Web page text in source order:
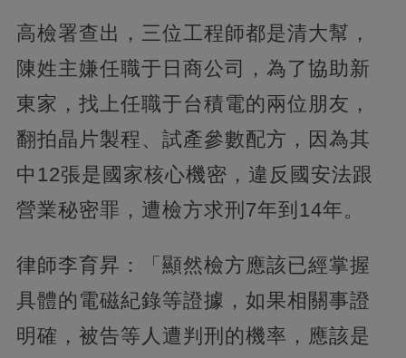
高檢署查出，三位工程師都是清大幫，
陳姓主嫌任職于日商公司，為了協助新
東家，找上任職于台積電的兩位朋友，
翻拍晶片製程、試產參數配方，因為其
中12張是國家核心機密，違反國安法跟
營業秘密罪，遭檢方求刑7年到14年。
律師李育昇：「顯然檢方應該已經掌握
具體的電磁紀錄等證據，如果相關事證
明確，被告等人遭判刑的機率，應該是